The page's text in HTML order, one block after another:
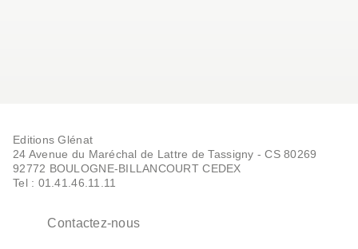
Editions Glénat
24 Avenue du Maréchal de Lattre de Tassigny - CS 80269
92772 BOULOGNE-BILLANCOURT CEDEX
Tel : 01.41.46.11.11
Contactez-nous